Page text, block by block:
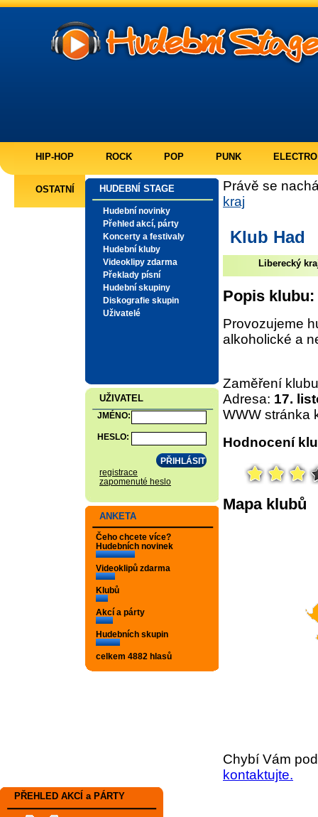
HIP-HOP ROCK POP PUNK ELECTRO
OSTATNÍ HUDEBNÍ STAGE
Hudební novinky
Přehled akcí, párty
Koncerty a festivaly
Hudební kluby
Videoklipy zdarma
Překlady písní
Hudební skupiny
Diskografie skupin
Uživatelé
UŽIVATEL
JMÉNO:
HESLO:
registrace
zapomenuté heslo
ANKETA
Čeho chcete více?
Hudebních novinek
Videoklipů zdarma
Klubů
Akcí a párty
Hudebních skupin
celkem 4882 hlasů
Právě se
kraj
Klub Had
Liberecký
Popis klubu:
Provozujeme
alkoholické a
Zaměření
Adresa: 17.
WWW stránka
Hodnocení
Mapa klubů
Chybí Vám
kontaktujte.
PŘEHLED AKCÍ a PÁRTY